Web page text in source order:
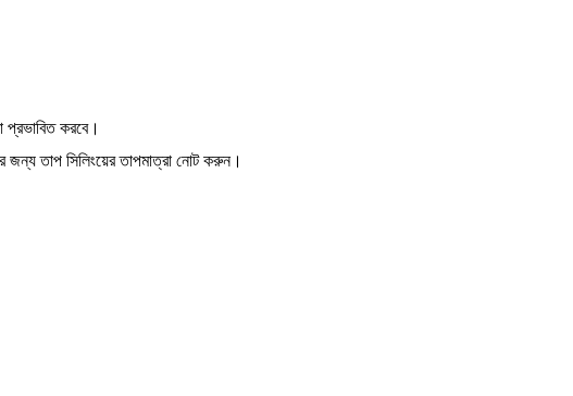
প্রভাবিত করবে।
জন্য তাপ সিলিংয়ের তাপমাত্রা নোট করুন।